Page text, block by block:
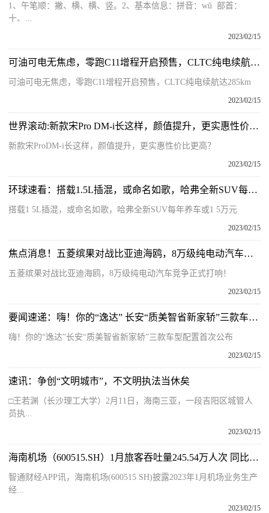
1、午笔顺：撇、横、横、竖。2、基本信息：拼音：wǔ 部首：
十、...
2023/02/15
可油可电无焦虑，零跑C11增程开启预售，CLTC纯电续航达285km
可油可电无焦虑，零跑C11增程开启预售，CLTC纯电续航达285km
2023/02/15
世界滚动:新款宋Pro DM-i长这样，颜值提升，更实惠性价比更高？
新款宋ProDM-i长这样，颜值提升，更实惠性价比更高？
2023/02/15
环球速看：搭载1.5L插混，或命名如歌，哈弗全新SUV每年养车或1.5万元
搭载1 5L插混，或命名如歌，哈弗全新SUV每年养车或1 5万元
2023/02/15
焦点消息！五菱缤果对战比亚迪海鸥，8万级纯电动汽车竞争正式打响！
五菱缤果对战比亚迪海鸥，8万级纯电动汽车竞争正式打响！
2023/02/15
要闻速递：嗨！你的“逸达” 长安“质美智省新家轿”三款车型配置首次公布
嗨！你的“逸达”长安“质美智省新家轿”三款车型配置首次公布
2023/02/15
速讯：争创“文明城市”，不文明执法当休矣
□王若渊（长沙理工大学）2月11日，海南三亚，一段吉阳区城管人
员执...
2023/02/15
海南机场（600515.SH）1月旅客吞吐量245.54万人次 同比增长24.99％
智通财经APP讯，海南机场(600515 SH)披露2023年1月机场业务生产
经...
2023/02/15